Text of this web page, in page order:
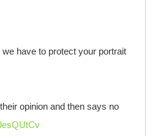
we have to protect your portrait
opinion and then says no